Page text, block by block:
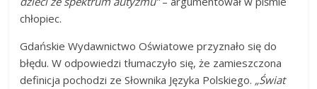
chłopiec.
Gdańskie Wydawnictwo Oświatowe przyznało się do
błędu. W odpowiedzi tłumaczyło się, że zamieszczona
definicja pochodzi ze Słownika Języka Polskiego. „Świat